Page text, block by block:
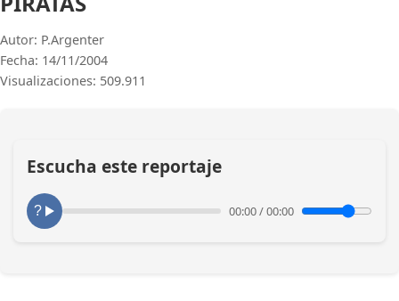
Autor: P.Argenter
Fecha: 14/11/2004
Visualizaciones: 509.911
Escucha este reportaje
00:00/00:00